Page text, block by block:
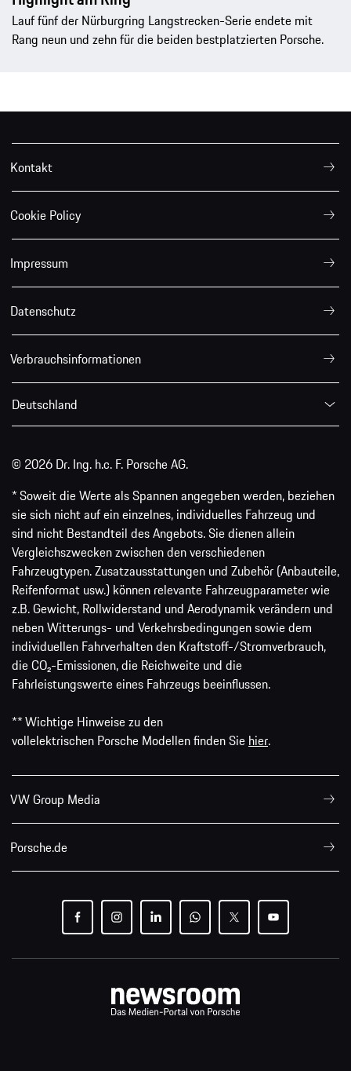
Lauf fünf der Nürburgring Langstrecken-Serie endete mit
Rang neun und zehn für die beiden bestplatzierten Porsche.
Kontakt
Cookie Policy
Impressum
Datenschutz
Verbrauchsinformationen
Deutschland
© 2026 Dr. Ing. h.c. F. Porsche AG.
* Soweit die Werte als Spannen angegeben werden, beziehen
sie sich nicht auf ein einzelnes, individuelles Fahrzeug und
sind nicht Bestandteil des Angebots. Sie dienen allein
Vergleichszwecken zwischen den verschiedenen
Fahrzeugtypen. Zusatzausstattungen und Zubehör (Anbauteile,
Reifenformat usw.) können relevante Fahrzeugparameter wie
z.B. Gewicht, Rollwiderstand und Aerodynamik verändern und
neben Witterungs- und Verkehrsbedingungen sowie dem
individuellen Fahrverhalten den Kraftstoff-/Stromverbrauch,
die CO₂-Emissionen, die Reichweite und die
Fahrleistungswerte eines Fahrzeugs beeinflussen.
** Wichtige Hinweise zu den
vollelektrischen Porsche Modellen finden Sie hier.
VW Group Media
Porsche.de